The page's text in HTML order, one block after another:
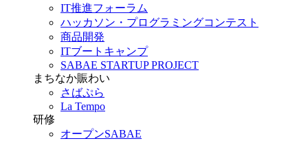
IT推進フォーラム
ハッカソン・プログラミングコンテスト
商品開発
ITブートキャンプ
SABAE STARTUP PROJECT
まちなか賑わい
さばぷら
La Tempo
研修
オープンSABAE